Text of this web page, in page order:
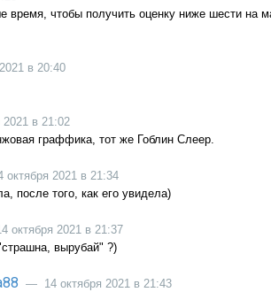
время, чтобы получить оценку ниже шести на
в 20:40
в 21:02
граффика, тот же Гоблин Слеер.
2021 в 21:34
после того, как его увидела)
октября 2021 в 21:37
вырубай" ?)
— 14 октября 2021 в 21:43